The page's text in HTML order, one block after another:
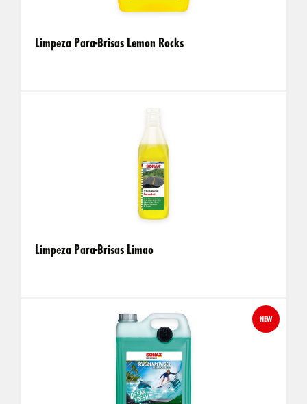
Limpeza Para-Brisas Lemon Rocks
Limpeza Para-Brisas Limao
NEW